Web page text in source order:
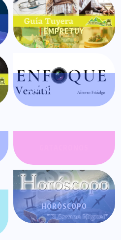
EMPRETUY
ENFOQUE VERSÁTIL
HORÓSCOPO